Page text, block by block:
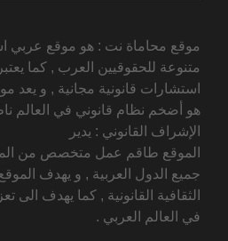
موقع محاماة نت : هو موقع عربي
متنوعة للحقوقيين العرب , كما
استشارات قانونية مجانية , و يعد
هو أضخم نظام قانوني في العالم
الإشراف القانوني : يدير
الموقع طاقم عمل متخصص من
جميع الدول العربية , و يهدف
الثقافية القانونية , كما يهدف الى
في العالم العربي .